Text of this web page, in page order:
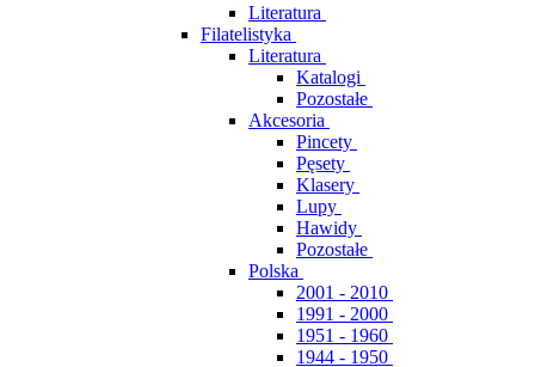
Literatura
Filatelistyka
Literatura
Katalogi
Pozostałe
Akcesoria
Pincety
Pęsety
Klasery
Lupy
Hawidy
Pozostałe
Polska
2001 - 2010
1991 - 2000
1951 - 1960
1944 - 1950